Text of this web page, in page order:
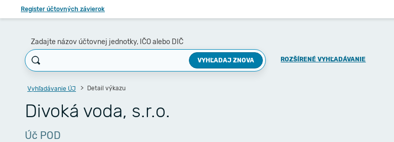
Register účtovných závierok
Zadajte názov účtovnej jednotky, IČO alebo DIČ
VYHĽADAJ ZNOVA ROZŠÍRENÉ VYHĽADÁVANIE
Vyhľadávanie ÚJ Detail výkazu
Divoká voda, s.r.o.
Úč POD